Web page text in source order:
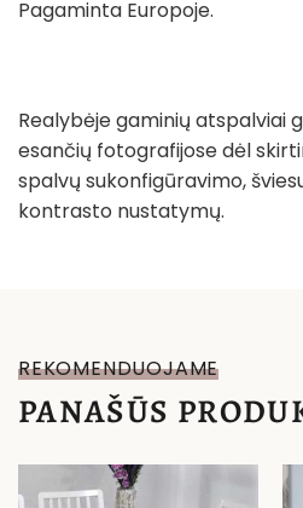
Pagaminta Europoje.
Realybėje gaminių atspalviai
esančių fotografijose dėl
spalvų sukonfigūravimo,
kontrasto nustatymų.
REKOMENDUOJAME
PANAŠŪS